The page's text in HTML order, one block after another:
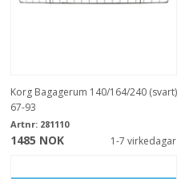
Korg Bagagerum 140/164/240 (svart)
67-93
Artnr: 281110
1485 NOK 1-7 virkedagar